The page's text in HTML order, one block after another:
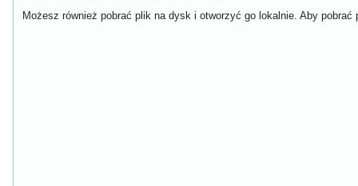
Możesz również pobrać plik na dysk i otworzyć go lokalnie. Aby